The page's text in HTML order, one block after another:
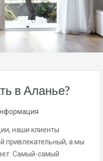
в Аланье?
наши клиенты
привлекательный, а мы
Самый-самый